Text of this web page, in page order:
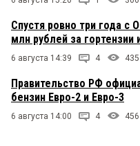
Спустя ровно три года с
млн рублей за гортензии
6 августа 14:39 4 435
Правительство РФ
бензин Евро-2 и Евро-3
6 августа 14:00 4 456